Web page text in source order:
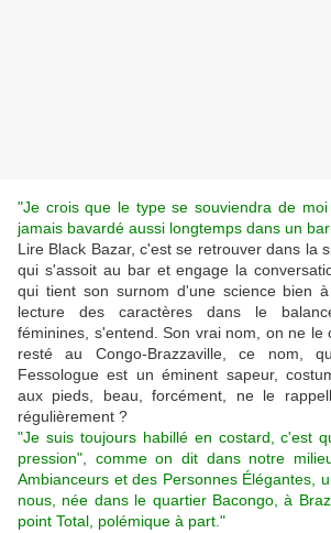
"Je crois que le type se souviendra de
jamais bavardé aussi longtemps dans un
Lire Black Bazar, c'est se retrouver dans la
qui s'assoit au bar et engage la
qui tient son surnom d'une science bien
lecture des caractères dans le
féminines, s'entend. Son vrai nom, on ne le
resté au Congo-Brazzaville, ce nom,
Fessologue est un éminent sapeur,
aux pieds, beau, forcément, ne le
régulièrement ?
"Je suis toujours habillé en costard, c'est
pression", comme on dit dans notre
Ambianceurs et des Personnes Élégantes,
nous, née dans le quartier Bacongo, à
point Total, polémique à part."